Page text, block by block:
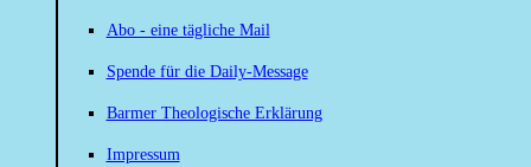
Abo - eine tägliche Mail
Spende für die Daily-Message
Barmer Theologische Erklärung
Impressum